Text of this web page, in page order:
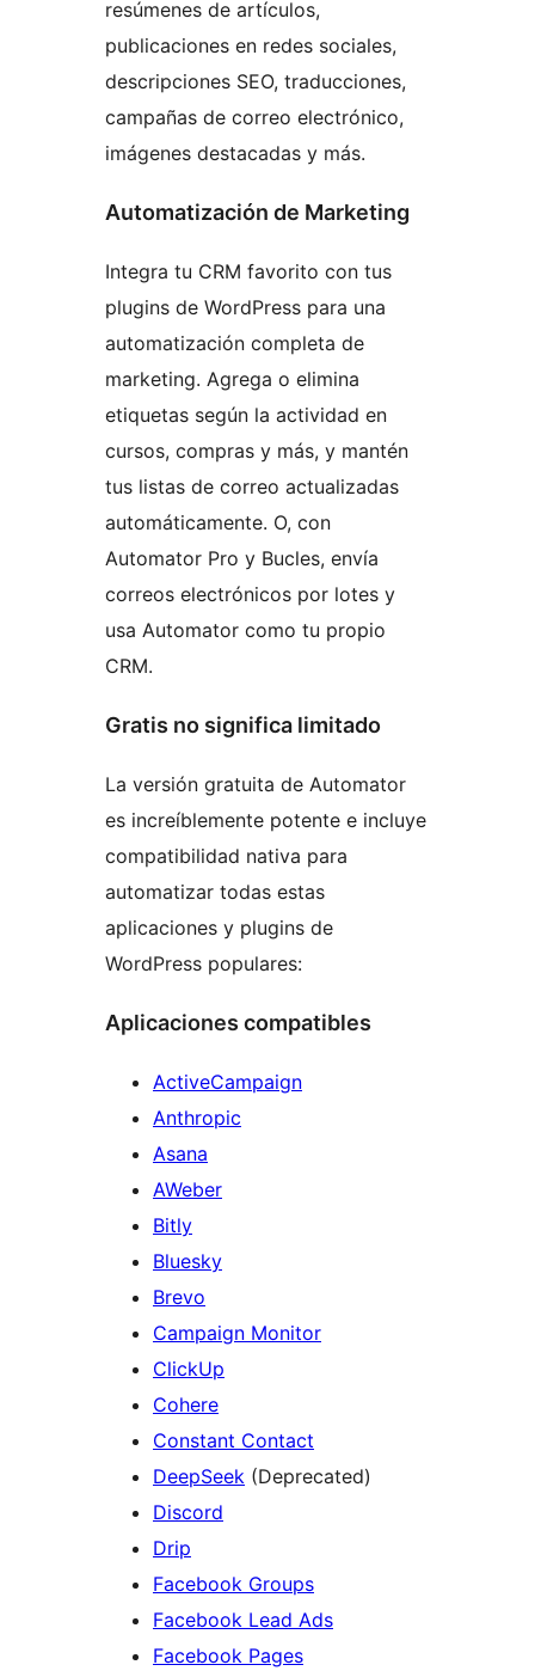
resúmenes de artículos,
publicaciones en redes sociales,
descripciones SEO, traducciones,
campañas de correo electrónico,
imágenes destacadas y más.
Automatización de Marketing
Integra tu CRM favorito con tus
plugins de WordPress para una
automatización completa de
marketing. Agrega o elimina
etiquetas según la actividad en
cursos, compras y más, y mantén
tus listas de correo actualizadas
automáticamente. O, con
Automator Pro y Bucles, envía
correos electrónicos por lotes y
usa Automator como tu propio
CRM.
Gratis no significa limitado
La versión gratuita de Automator
es increíblemente potente e incluye
compatibilidad nativa para
automatizar todas estas
aplicaciones y plugins de
WordPress populares:
Aplicaciones compatibles
ActiveCampaign
Anthropic
Asana
AWeber
Bitly
Bluesky
Brevo
Campaign Monitor
ClickUp
Cohere
Constant Contact
DeepSeek (Deprecated)
Discord
Drip
Facebook Groups
Facebook Lead Ads
Facebook Pages